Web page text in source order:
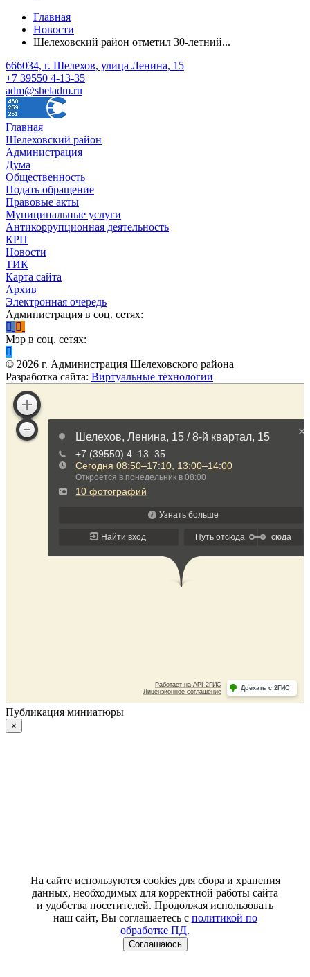
Главная
Новости
Шелеховский район отметил 30-летний...
666034, г. Шелехов, улица Ленина, 15
+7 39550 4-13-35
adm@sheladm.ru
Главная
Шелеховский район
Администрация
Дума
Общественность
Подать обращение
Правовые акты
Муниципальные услуги
Антикоррупционная деятельность
КРП
Новости
ТИК
Карта сайта
Архив
Электронная очередь
Администрация в соц. сетях:
Мэр в соц. сетях:
© 2026 г. Администрация Шелеховского района
Разработка сайта: Виртуальные технологии
Публикация миниатюры
×
На сайте используются cookies для сбора и хранения
данных, необходимых для корректной работы сайта
и удобства посетителей. Продолжая использовать
наш сайт, Вы соглашаетесь с политикой по
обработке ПД.
Соглашаюсь